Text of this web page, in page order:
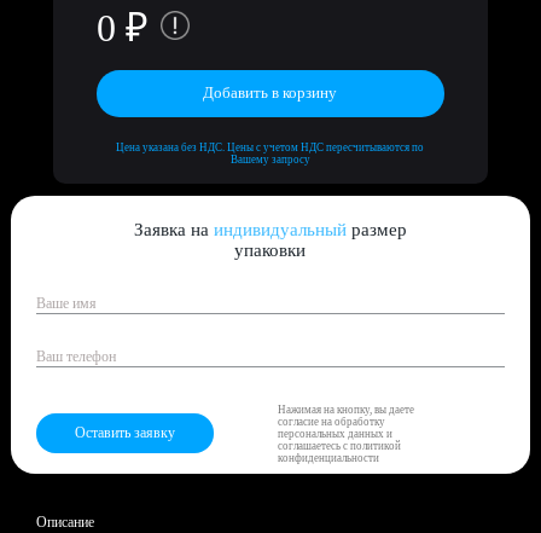
0 ₽
Добавить в корзину
Цена указана без НДС. Цены с учетом НДС пересчитываются по
Вашему запросу
Заявка на индивидуальныйразмер
упаковки
Оставить заявку
Нажимая на кнопку, вы даете
согласие на обработку
персональных данных и
соглашаетесь с политикой
конфиденциальности
Описание